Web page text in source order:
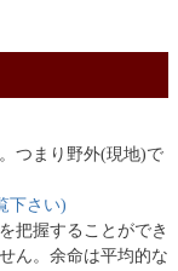
つまり野外(現地)で
下さい)
把握することができ
ん。余命は平均的な